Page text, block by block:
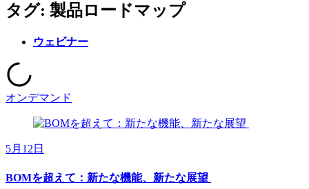
タグ: 製品ロードマップ
ウェビナー
オンデマンド
5月12日
BOMを超えて：新たな機能、新たな展望